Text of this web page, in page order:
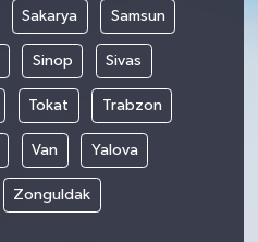
Sakarya Samsun
Sinop Sivas
Tokat Trabzon
Van Yalova
Zonguldak